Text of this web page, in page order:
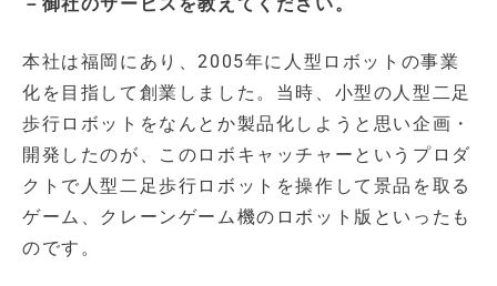
本社は福岡にあり、2005年に人型ロボットの事業
化を目指して創業しました。当時、小型の人型二足
歩行ロボットをなんとか製品化しようと思い企画・
開発したのが、このロボキャッチャーというプロダ
クトで人型二足歩行ロボットを操作して景品を取る
ゲーム、クレーンゲーム機のロボット版といったも
のです。